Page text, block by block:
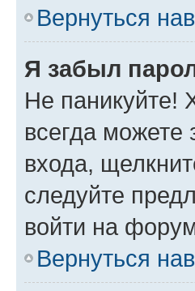
Вернуться
Я забыл
Не паникуйте!
всегда можете
входа,
следуйте
войти на
Вернуться